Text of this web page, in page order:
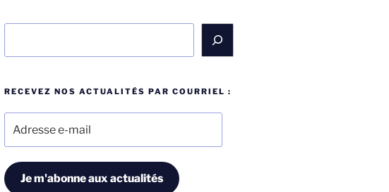
RECEVEZ NOS ACTUALITÉS PAR COURRIEL :
mail
Je m'abonne aux actualités